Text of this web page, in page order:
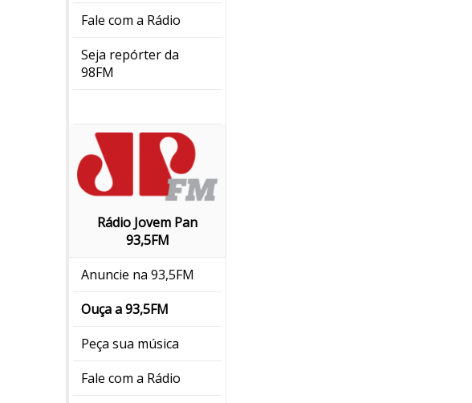
Fale com a Rádio
Seja repórter da
98FM
Rádio Jovem Pan
93,5FM
Anuncie na 93,5FM
Ouça a 93,5FM
Peça sua música
Fale com a Rádio